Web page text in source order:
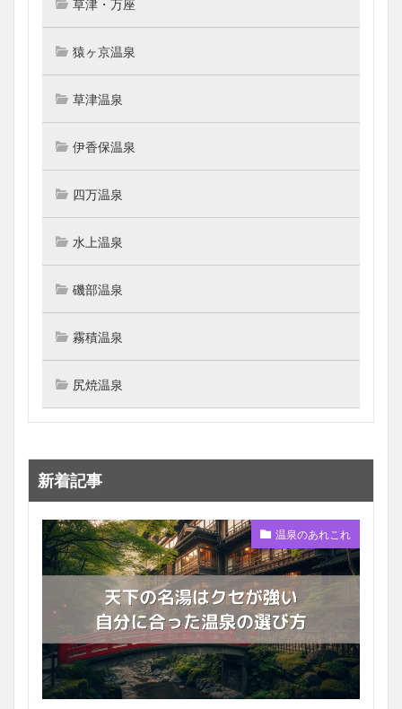
草津・万座
猿ヶ京温泉
草津温泉
伊香保温泉
四万温泉
水上温泉
磯部温泉
霧積温泉
尻焼温泉
新着記事
温泉のあれこれ